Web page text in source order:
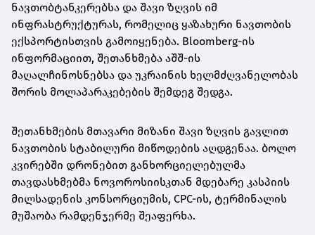
ნავთობტანკერებსა და შავი ზღვის იმ
ინფრასტრუქტურას, რომელიც ყაზახური ნავთობის
ექსპორტისთვის გამოიყენება. Bloomberg-ის
ინფორმაციით, შეთანხმება აშშ-ის
მაღალჩინოსნებსა და უკრაინის ხელმძღვანელობას
შორის მოლაპარაკებების შემდეგ შედგა.
შეთანხმების მთავარი მიზანი შავი ზღვის გავლით
ნავთობის სტაბილური მიწოდების აღდგენაა. ბოლო
კვირებში დრონებით განხორციელებულმა
თავდასხმებმა ნოვოროსიისკთან მდებარე კასპიის
მილსადენის კონსორციუმის, CPC-ის, ტერმინალის
მუშაობა რამდენჯერმე შეაფერხა.